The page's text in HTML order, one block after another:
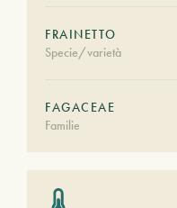
FRAINETTO
Specie/varietà
FAGACEAE
Familie